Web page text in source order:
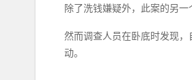
除了洗钱嫌疑外，此案的另一
然而调查人员在卧底时发现
动。